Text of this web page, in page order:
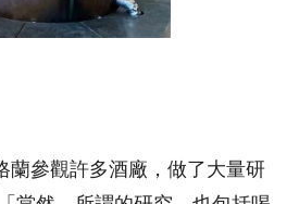
蘭參觀許多酒廠，做了大量研